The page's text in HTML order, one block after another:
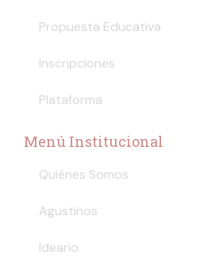
Propuesta Educativa
Inscripciones
Plataforma
Menú Institucional
Quiénes Somos
Agustinos
Ideario